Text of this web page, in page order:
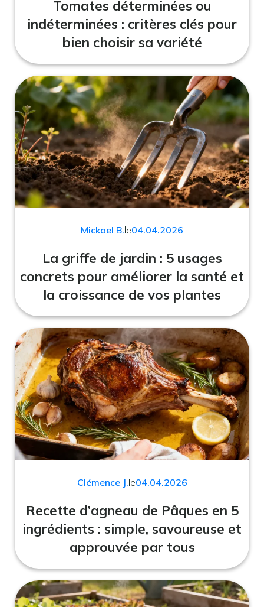
Tomates déterminées ou
indéterminées : critères clés pour
bien choisir sa variété
Mickael B.le04.04.2026
La griffe de jardin : 5 usages
concrets pour améliorer la santé et
la croissance de vos plantes
Clémence J.le04.04.2026
Recette d’agneau de Pâques en 5
ingrédients : simple, savoureuse et
approuvée par tous